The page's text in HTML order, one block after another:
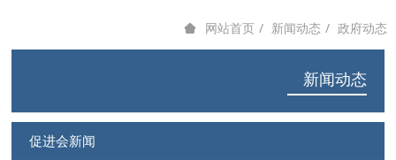
新闻动态
促进会新闻
网站首页 新闻动态 政府动态